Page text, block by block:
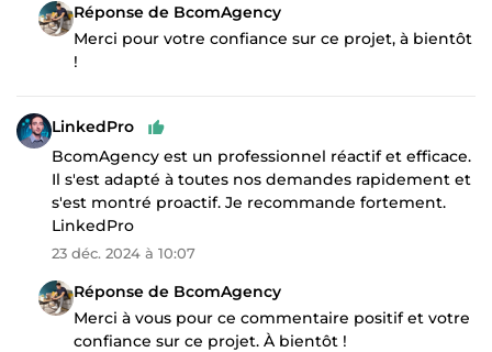
Réponse de BcomAgency
Merci pour votre confiance sur ce projet, à bientôt
!
LinkedPro
BcomAgency est un professionnel réactif et efficace.
Il s'est adapté à toutes nos demandes rapidement et
s'est montré proactif. Je recommande fortement.
LinkedPro
23 déc. 2024 à 10:07
Réponse de BcomAgency
Merci à vous pour ce commentaire positif et votre
confiance sur ce projet. À bientôt !